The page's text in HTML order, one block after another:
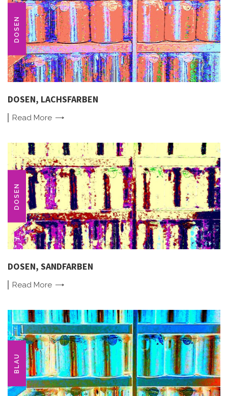
DOSEN
DOSEN, LACHSFARBEN
Read More
DOSEN
DOSEN, SANDFARBEN
Read More
BLAU